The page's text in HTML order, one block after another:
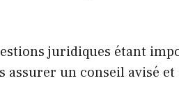
juridiques étant
assurer un conseil avisé